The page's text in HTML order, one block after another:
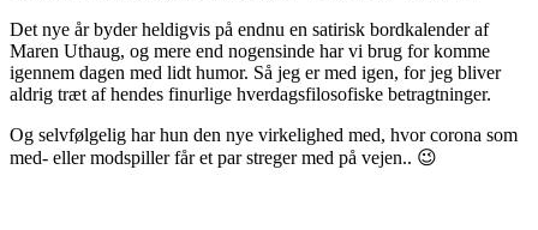
Det nye år byder heldigvis på endnu en satirisk bordkalender af
Maren Uthaug, og mere end nogensinde har vi brug for komme
igennem dagen med lidt humor. Så jeg er med igen, for jeg bliver
aldrig træt af hendes finurlige hverdagsfilosofiske betragtninger.
Og selvfølgelig har hun den nye virkelighed med, hvor corona som
med- eller modspiller får et par streger med på vejen.. 😉